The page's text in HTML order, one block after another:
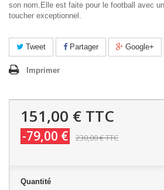
son nom.Elle est faite pour le football avec
toucher exceptionnel.
Tweet Partager Google+
Imprimer
151,00 € TTC
-79,00 € 230,00 €TTC
Quantité